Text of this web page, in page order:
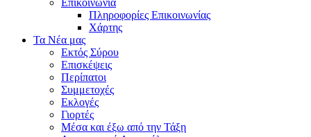
Επικοινωνία
Πληροφορίες Επικοινωνίας
Χάρτης
Τα Νέα μας
Εκτός Σύρου
Επισκέψεις
Περίπατοι
Συμμετοχές
Εκλογές
Γιορτές
Μέσα και έξω από την Τάξη